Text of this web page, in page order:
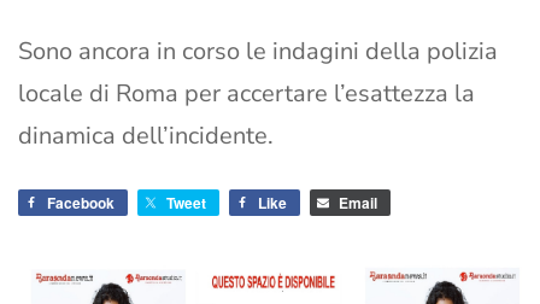
Sono ancora in corso le indagini della polizia
locale di Roma per accertare l’esattezza la
dinamica dell’incidente.
Facebook Tweet Like Email